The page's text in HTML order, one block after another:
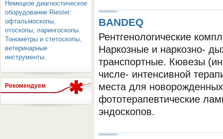
СЕРВЕР МЕДИЦИНСКОГО
Немецкое диагностическое
оборудование Riester:
офтальмоскопы,
отоскопы, ларингоскопы.
Тонометры и стетоскопы,
ветеринарные
инструменты.
Рекомендуем
BANDEQ
Рентгенологические
Наркозные и наркозно-
транспортные. Кювезы
числе- интенсивной
места для
фототерапевтические
эндоскопов.